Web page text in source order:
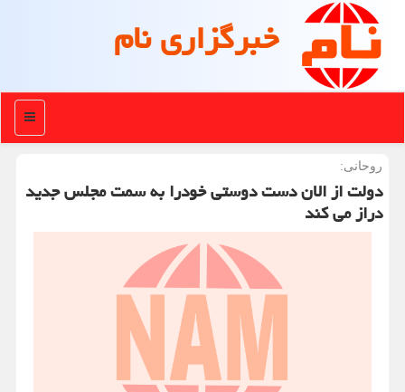
خبرگزاری نام
منو
روحانی:
دولت از الان دست دوستی خودرا به سمت مجلس جدید
دراز می كند